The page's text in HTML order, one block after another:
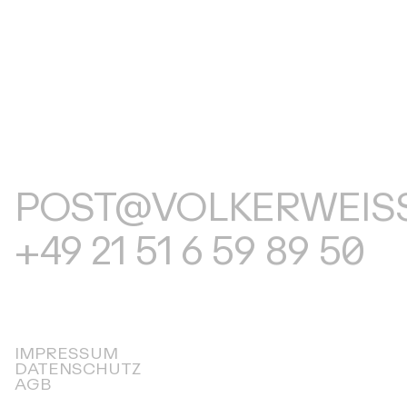
+49 21 51 6 59 89 50
IMPRESSUM
DATENSCHUTZ
AGB